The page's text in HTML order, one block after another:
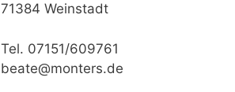
71384 Weinstadt
Tel. 07151/609761
beate@monters.de